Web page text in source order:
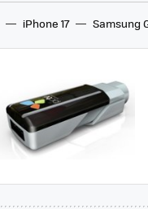
iPhone 17 Samsung